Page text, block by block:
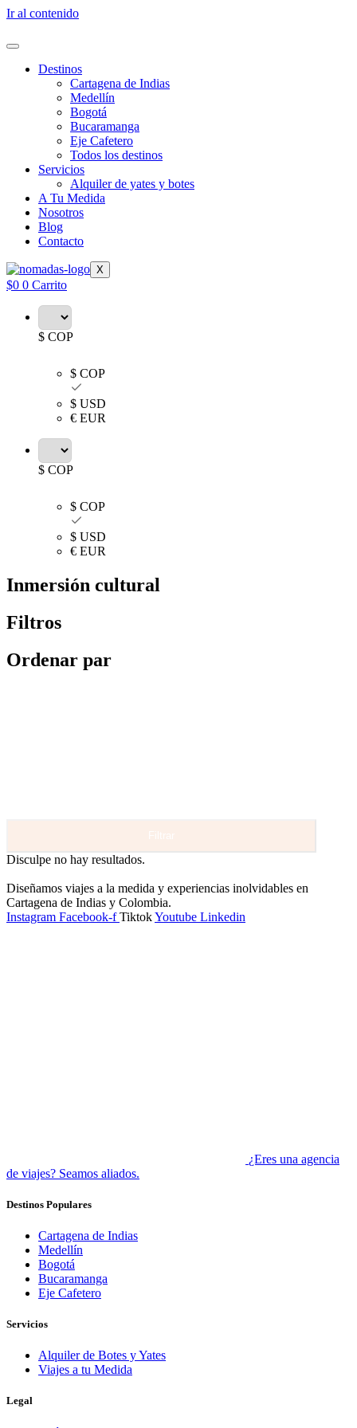
Ir al contenido
Destinos
Cartagena de Indias
Medellín
Bogotá
Bucaramanga
Eje Cafetero
Todos los destinos
Servicios
Alquiler de yates y botes
A Tu Medida
Nosotros
Blog
Contacto
X
$0 0 Carrito
$ COP
$ COP
$ USD
€ EUR
$ COP
$ COP
$ USD
€ EUR
Inmersión cultural
Filtros
Ordenar par
Disculpe no hay resultados.
Diseñamos viajes a la medida y experiencias inolvidables en
Cartagena de Indias y Colombia.
Instagram Facebook-f TiktokYoutube Linkedin
¿Eres una agencia
de viajes? Seamos aliados.
Destinos Populares
Cartagena de Indias
Medellín
Bogotá
Bucaramanga
Eje Cafetero
Servicios
Alquiler de Botes y Yates
Viajes a tu Medida
Legal